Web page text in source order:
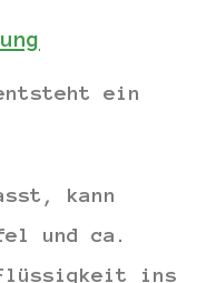
ein
kann
und ca.
Flüssigkeit ins